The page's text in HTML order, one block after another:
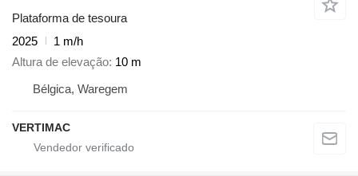
Plataforma de tesoura
2025
1 m/h
Altura de elevação 10 m
Bélgica, Waregem
VERTIMAC